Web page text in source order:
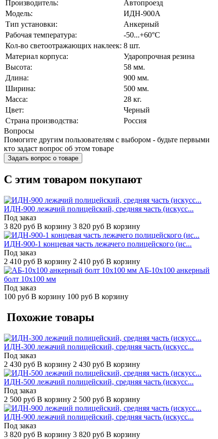
Производитель:
Автопроезд
Модель:
ИДН-900А
Тип установки:
Анкерный
Рабочая температура:
-50...+60°C
Кол-во светоотражающих наклеек: 8 шт.
Материал корпуса:
Ударопрочная резина
Высота:
58 мм.
Длина:
900 мм.
Ширина:
500 мм.
Масса:
28 кг.
Цвет:
Черный
Страна производства:
Россия
Вопросы
Помогите другим пользователям с выбором - будьте первыми
кто задаст вопрос об этом товаре
Задать вопрос о товаре
C этим товаром покупают
ИДН-900 лежачий полицейский, средняя часть (искусс...
Под заказ
3 820 руб В корзину 3 820 руб В корзину
ИДН-900-1 концевая часть лежачего полицейского (ис...
Под заказ
2 410 руб В корзину 2 410 руб В корзину
АБ-10х100 анкерный
болт 10х100 мм
Под заказ
100 руб В корзину 100 руб В корзину
Похожие товары
ИДН-300 лежачий полицейский, средняя часть (искусс...
Под заказ
2 430 руб В корзину 2 430 руб В корзину
ИДН-500 лежачий полицейский, средняя часть (искусс...
Под заказ
2 500 руб В корзину 2 500 руб В корзину
ИДН-900 лежачий полицейский, средняя часть (искусс...
Под заказ
3 820 руб В корзину 3 820 руб В корзину